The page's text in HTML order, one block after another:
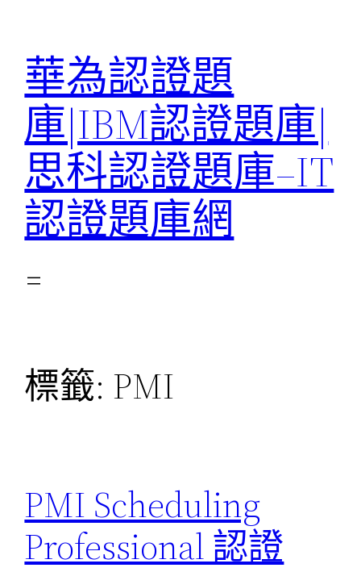
華為認證題
庫|IBM認證題庫|
思科認證題庫–IT
認證題庫網
標籤: PMI
PMI Scheduling
Professional 認證